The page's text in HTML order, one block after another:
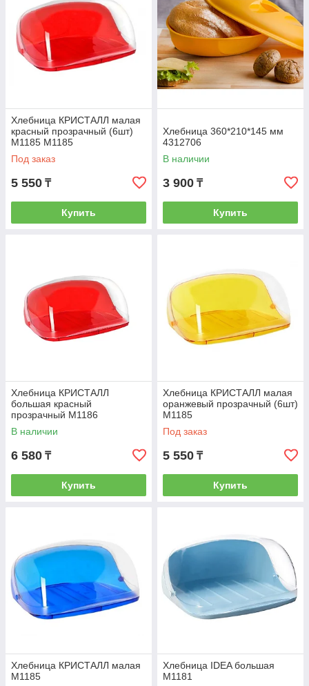
Хлебница КРИСТАЛЛ малая
красный прозрачный (6шт)
М1185 М1185
Под заказ
5 550 ₸
Купить
Хлебница 360*210*145 мм
4312706
В наличии
3 900 ₸
Купить
Хлебница КРИСТАЛЛ
большая красный
прозрачный М1186
В наличии
6 580 ₸
Купить
Хлебница КРИСТАЛЛ малая
оранжевый прозрачный (6шт)
М1185
Под заказ
5 550 ₸
Купить
Хлебница КРИСТАЛЛ малая
М1185
Хлебница IDEA большая
М1181